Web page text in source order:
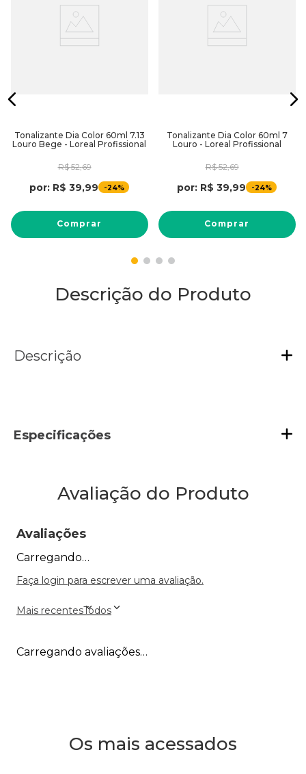
Tonalizante Dia Color 60ml 7.13
Louro Bege - Loreal Profissional
R$ 52,69
por: R$ 39,99 -24%
Comprar
Tonalizante Dia Color 60ml 7
Louro - Loreal Profissional
R$ 52,69
por: R$ 39,99 -24%
Comprar
Descrição do Produto
Descrição
Especificações
Avaliação do Produto
Avaliações
Carregando…
Faça login para escrever uma avaliação.
Mais recentesTodos
Carregando avaliações…
Os mais acessados